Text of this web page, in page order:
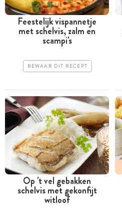
Feestelijk vispannetje
met schelvis, zalm en
scampi's
BEWAAR DIT RECEPT
Op 't vel gebakken
schelvis met gekonfijt
witloof